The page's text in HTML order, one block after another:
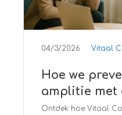
04/3/2026 Vitaal
Hoe we
amplitie met
verbinden
Ontdek hoe Vitaal